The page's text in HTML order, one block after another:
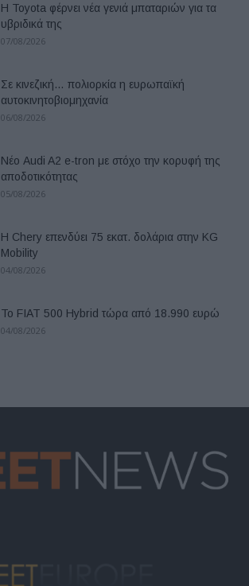
Η Toyota φέρνει νέα γενιά μπαταριών για τα
υβριδικά της
07/08/2026
Σε κινεζική… πολιορκία η ευρωπαϊκή
αυτοκινητοβιομηχανία
06/08/2026
Νέο Audi A2 e-tron με στόχο την κορυφή της
αποδοτικότητας
05/08/2026
Η Chery επενδύει 75 εκατ. δολάρια στην KG
Mobility
04/08/2026
Το FIAT 500 Hybrid τώρα από 18.990 ευρώ
04/08/2026